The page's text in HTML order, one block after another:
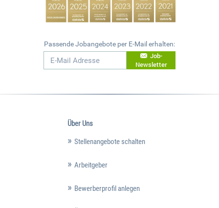
Passende Jobangebote per E-Mail erhalten:
Job-
Newsletter
Über Uns
Stellenangebote schalten
Arbeitgeber
Bewerberprofil anlegen